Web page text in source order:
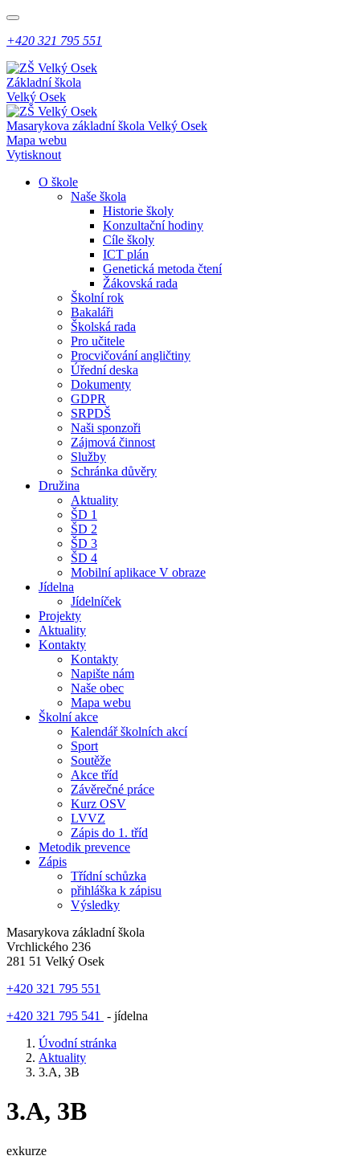
+420 321 795 551
Základní škola
Velký Osek
Masarykova základní škola Velký Osek
Mapa webu
Vytisknout
O škole
Naše škola
Historie školy
Konzultační hodiny
Cíle školy
ICT plán
Genetická metoda čtení
Žákovská rada
Školní rok
Bakaláři
Školská rada
Pro učitele
Procvičování angličtiny
Úřední deska
Dokumenty
GDPR
SRPDŠ
Naši sponzoři
Zájmová činnost
Služby
Schránka důvěry
Družina
Aktuality
ŠD 1
ŠD 2
ŠD 3
ŠD 4
Mobilní aplikace V obraze
Jídelna
Jídelníček
Projekty
Aktuality
Kontakty
Kontakty
Napište nám
Naše obec
Mapa webu
Školní akce
Kalendář školních akcí
Sport
Soutěže
Akce tříd
Závěrečné práce
Kurz OSV
LVVZ
Zápis do 1. tříd
Metodik prevence
Zápis
Třídní schůzka
přihláška k zápisu
Výsledky
Masarykova základní škola
Vrchlického 236
281 51 Velký Osek
+420 321 795 551
+420 321 795 541
- jídelna
Úvodní stránka
Aktuality
3.A, 3B
3.A, 3B
exkurze